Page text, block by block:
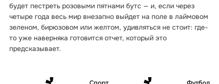
будет пестреть розовыми пятнами бутс — и, если через
четыре года весь мир внезапно выйдет на поле в лаймовом
зеленом, бирюзовом или желтом, удивляться не стоит: где-
то уже наверняка готовится отчет, который это
предсказывает.